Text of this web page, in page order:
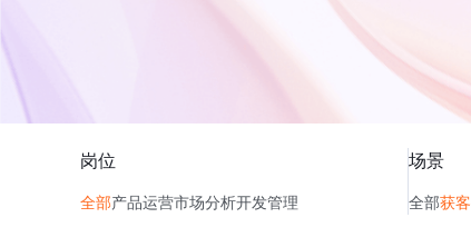
岗位
全部产品运营市场分析开发管理
场景
全部获客